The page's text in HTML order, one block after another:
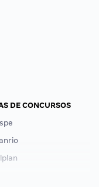
DE CONCURSOS